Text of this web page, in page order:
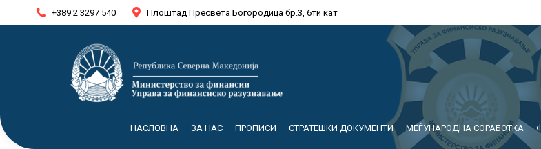
+389 2 3297 540 Плоштад Пресвета Богородица бр.3, 6ти кат
НАСЛОВНА ЗА НАС ПРОПИСИ СТРАТЕШКИ ДОКУМЕНТИ МЕЃУНАРОДНА СОРАБОТКА